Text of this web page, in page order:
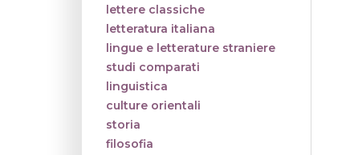
lettere classiche
letteratura italiana
lingue e letterature straniere
studi comparati
linguistica
culture orientali
storia
filosofia